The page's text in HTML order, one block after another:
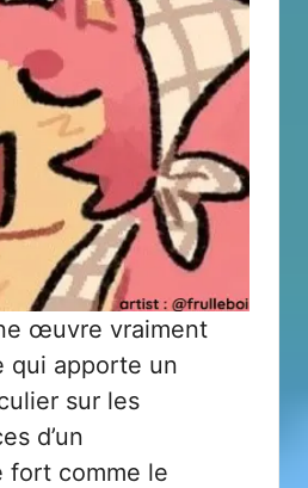
œuvre vraiment
qui apporte un
sur les
d’un
fort comme le